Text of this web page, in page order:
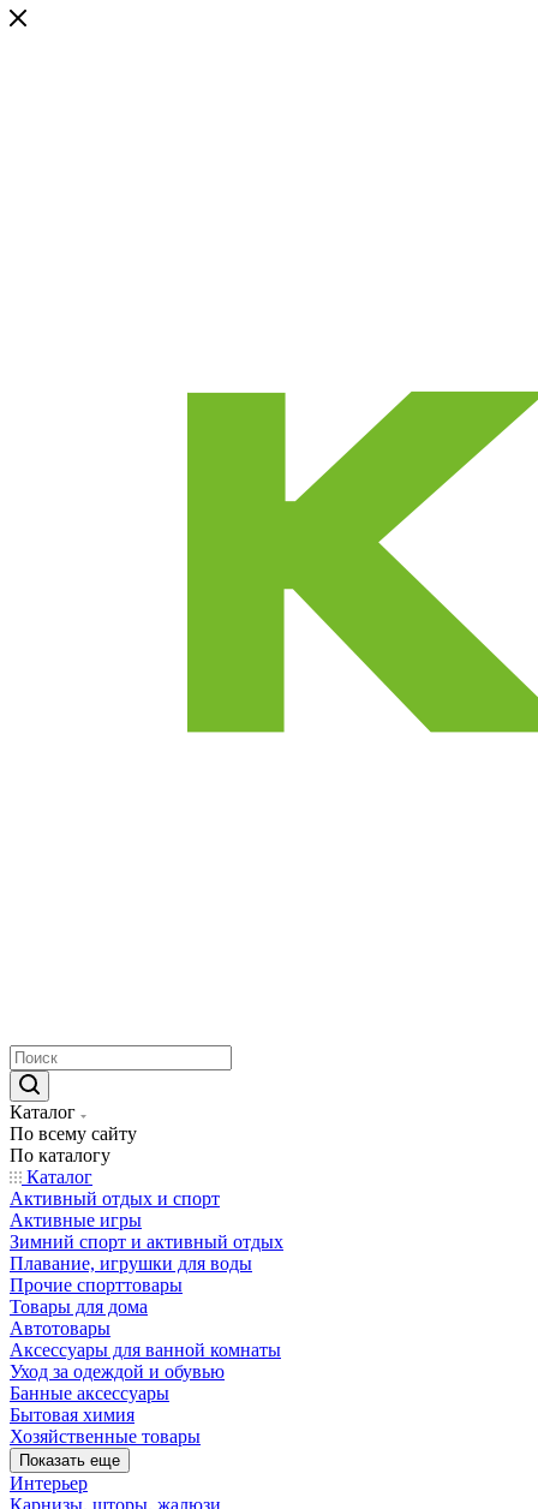
Каталог
По всему сайту
По каталогу
Каталог
Активный отдых и спорт
Активные игры
Зимний спорт и активный отдых
Плавание, игрушки для воды
Прочие спорттовары
Товары для дома
Автотовары
Аксессуары для ванной комнаты
Уход за одеждой и обувью
Банные аксессуары
Бытовая химия
Хозяйственные товары
Показать еще
Интерьер
Карнизы, шторы, жалюзи